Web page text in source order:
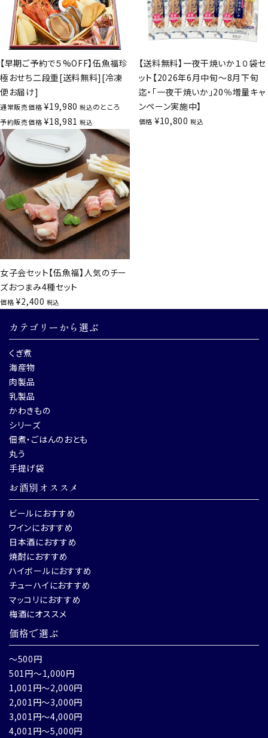
【早期ご予約で５%OFF】伍魚福珍
極おせち二段重[送料無料][冷凍
便お届け]
通常販売価格 ¥19,980 税込のところ
予約販売価格 ¥18,981 税込
【送料無料】一夜干焼いか１０袋セ
ット【2026年6月中旬～8月下旬
迄・「一夜干焼いか」20％増量キャ
ンペーン実施中】
価格 ¥10,800 税込
女子会セット【伍魚福】人気のチー
ズおつまみ4種セット
価格 ¥2,400 税込
カテゴリーから選ぶ
くぎ煮
海産物
肉製品
乳製品
かわきもの
シリーズ
佃煮・ごはんのおとも
丸う
手提げ袋
お酒別オススメ
ビールにおすすめ
ワインにおすすめ
日本酒におすすめ
焼酎におすすめ
ハイボールにおすすめ
チューハイにおすすめ
マッコリにおすすめ
梅酒にオススメ
価格で選ぶ
～500円
501円～1,000円
1,001円～2,000円
2,001円～3,000円
3,001円～4,000円
4,001円～5,000円